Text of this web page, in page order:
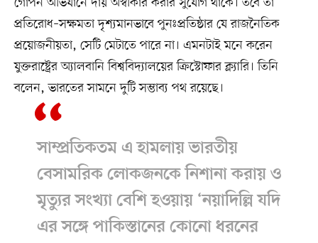
প্রতিরোধ–সক্ষমতা দৃশ্যমানভাবে পুনঃপ্রতিষ্ঠার যে রাজনৈতিক
প্রয়োজনীয়তা, সেটি মেটাতে পারে না। এমনটাই মনে করেন
যুক্তরাষ্ট্রের অ্যালবানি বিশ্ববিদ্যালয়ের ক্রিস্টোফার ক্ল্যারি। তিনি
বলেন, ভারতের সামনে দুটি সম্ভাব্য পথ রয়েছে।
সাম্প্রতিকতম এ হামলায় ভারতীয়
বেসামরিক লোকজনকে নিশানা করায় ও
মৃত্যুর সংখ্যা বেশি হওয়ায় ‘নয়াদিল্লি যদি
এর সঙ্গে পাকিস্তানের কোনো ধরনের